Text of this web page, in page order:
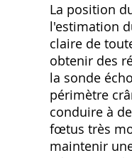
La position
l'estimation
claire de
obtenir des
la sonde
périmètre
conduire à
fœtus très
maintenir